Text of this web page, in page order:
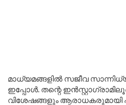
മാധ്യമങ്ങളിൽ സജീവ
ഇപ്പോൾ. തന്റെ
വിശേഷങ്ങളും ആരാധകരുമായി